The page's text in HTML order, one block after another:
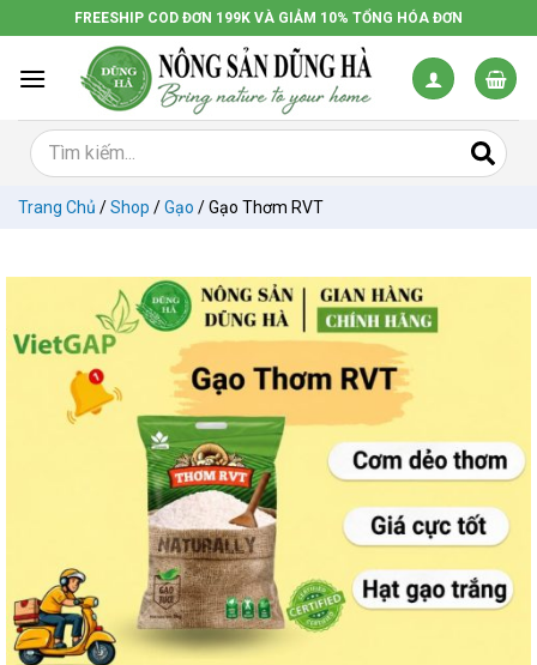
đến
dung
FREESHIP COD ĐƠN 199K VÀ GIẢM 10% TỔNG HÓA ĐƠN
Trang Chủ /Shop /Gạo /Gạo Thơm RVT